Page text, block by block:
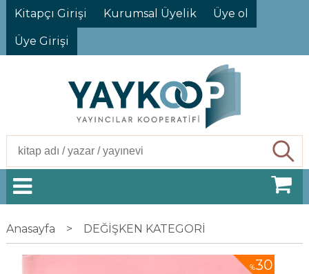
Kitapçı Girişi Kurumsal Üyelik Üye ol
Üye Girişi
Anasayfa > DEĞİŞKEN KATEGORİ
%30